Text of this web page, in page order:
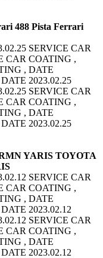
488 Pista Ferrari
SERVICE CAR
CAR COATING ,
, DATE
2023.02.25
SERVICE CAR
CAR COATING ,
, DATE
2023.02.25
YARIS TOYOTA
SERVICE CAR
CAR COATING ,
, DATE
2023.02.12
SERVICE CAR
CAR COATING ,
, DATE
2023.02.12